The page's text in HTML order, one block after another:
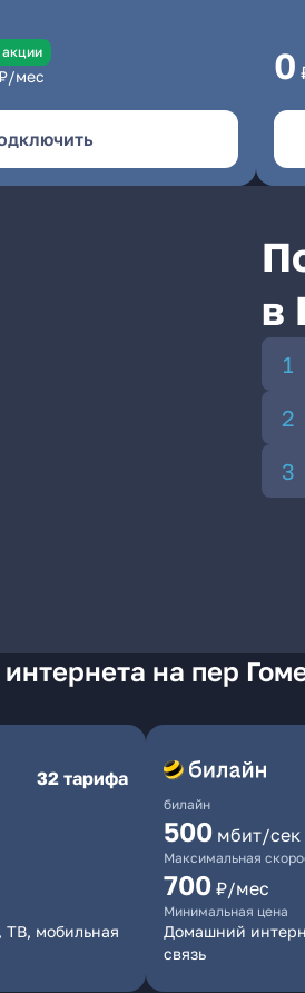
мес 0
в
на пер
32 тарифа
мобильная
билайн
500 мбит/сек
Максимальная
700 ₽/мес
Минимальная цена
Домашний
связь